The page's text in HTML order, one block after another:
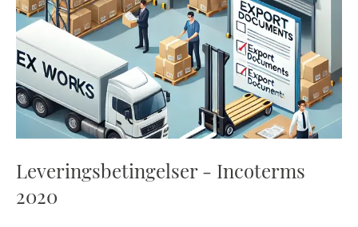
Leveringsbetingelser - Incoterms
2020